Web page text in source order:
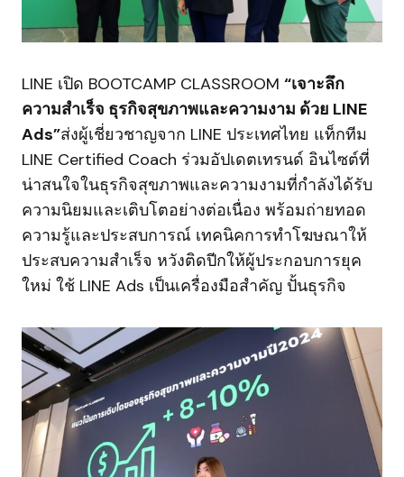
LINE เปิด BOOTCAMP CLASSROOM “เจาะลึก
ความสำเร็จ ธุรกิจสุขภาพและความงาม ด้วย LINE
Ads”ส่งผู้เชี่ยวชาญจาก LINE ประเทศไทย แท็กทีม
LINE Certified Coach ร่วมอัปเดตเทรนด์ อินไซต์ที่
น่าสนใจในธุรกิจสุขภาพและความงามที่กำลังได้รับ
ความนิยมและเติบโตอย่างต่อเนื่อง พร้อมถ่ายทอด
ความรู้และประสบการณ์ เทคนิคการทำโฆษณาให้
ประสบความสำเร็จ หวังติดปีกให้ผู้ประกอบการยุค
ใหม่ ใช้ LINE Ads เป็นเครื่องมือสำคัญ ปั้นธุรกิจ